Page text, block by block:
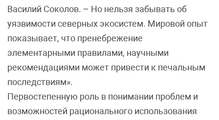
Василий Соколов. – Но нельзя забывать об
уязвимости северных экосистем. Мировой опыт
показывает, что пренебрежение
элементарными правилами, научными
рекомендациями может привести к печальным
последствиям».
Первостепенную роль в понимании проблем и
возможностей рационального использования